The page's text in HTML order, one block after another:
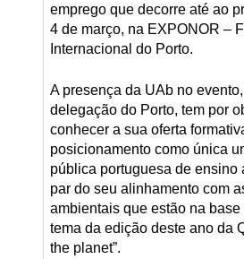
emprego que decorre até ao
4 de março, na EXPONOR –
Internacional do Porto.
A presença da UAb no
delegação do Porto, tem por
conhecer a sua oferta
posicionamento como única
pública portuguesa de ensino
par do seu alinhamento com
ambientais que estão na
tema da edição deste ano da
the planet”.